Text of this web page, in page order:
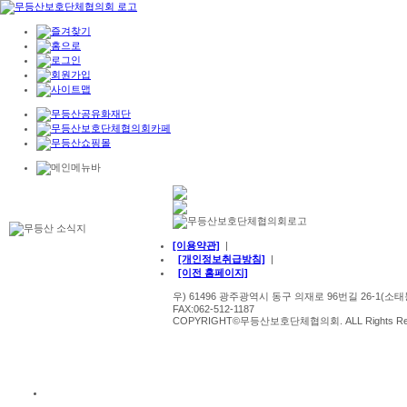
[이용약관] |
[개인정보취급방침] |
[이전 홈페이지]
우) 61496 광주광역시 동구 의재로 96번길 26-1(소
FAX:062-512-1187
COPYRIGHT©무등산보호단체협의회. ALL Rights